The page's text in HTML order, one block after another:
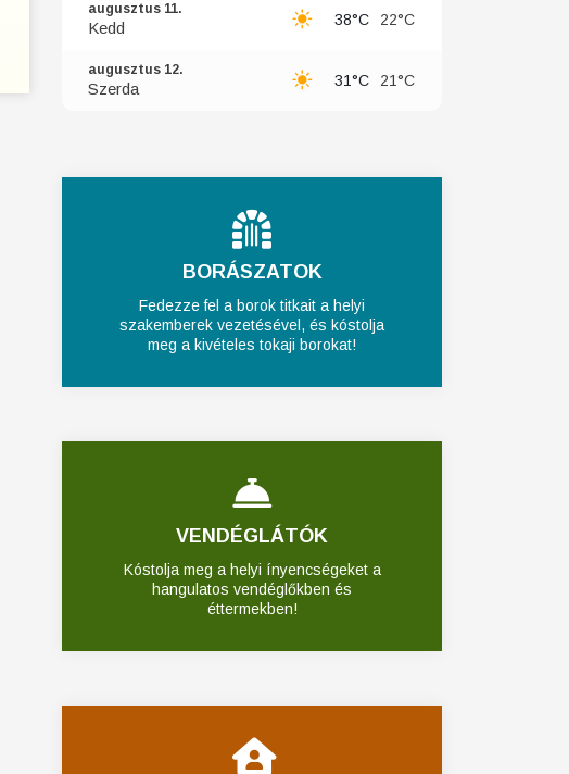
augusztus 11.
Kedd 38°C 22°C
augusztus 12.
Szerda 31°C 21°C
BORÁSZATOK
Fedezze fel a borok titkait a helyi
szakemberek vezetésével, és kóstolja
meg a kivételes tokaji borokat!
VENDÉGLÁTÓK
Kóstolja meg a helyi ínyencségeket a
hangulatos vendéglőkben és
éttermekben!